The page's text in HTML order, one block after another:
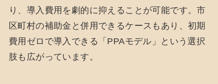
り、導入費用を劇的に抑えることが可能です。市
区町村の補助金と併用できるケースもあり、初期
費用ゼロで導入できる「PPAモデル」という選択
肢も広がっています。